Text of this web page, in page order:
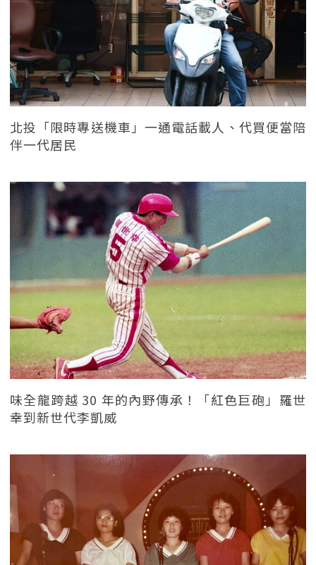
北投「限時專送機車」一通電話載人、代買便當陪
伴一代居民
味全龍跨越 30 年的內野傳承！「紅色巨砲」羅世
幸到新世代李凱威